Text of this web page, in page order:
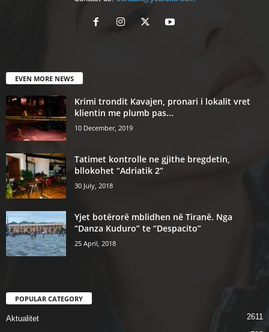
EVEN MORE NEWS
Krimi trondit Kavajen, pronari i lokalit vret
klientin me plumb pas...
10 December, 2019
Tatimet kontrolle ne gjithe bregdetin,
bllokohet “Adriatik 2”
30 July, 2018
Yjet botërorë mblidhen në Tiranë. Nga
“Danza Kuduro” te “Despacito”
25 April, 2018
POPULAR CATEGORY
Aktualitet
2611